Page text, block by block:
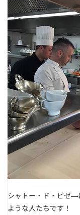
シャトー・ド・ピゼ―
ような人たちです！